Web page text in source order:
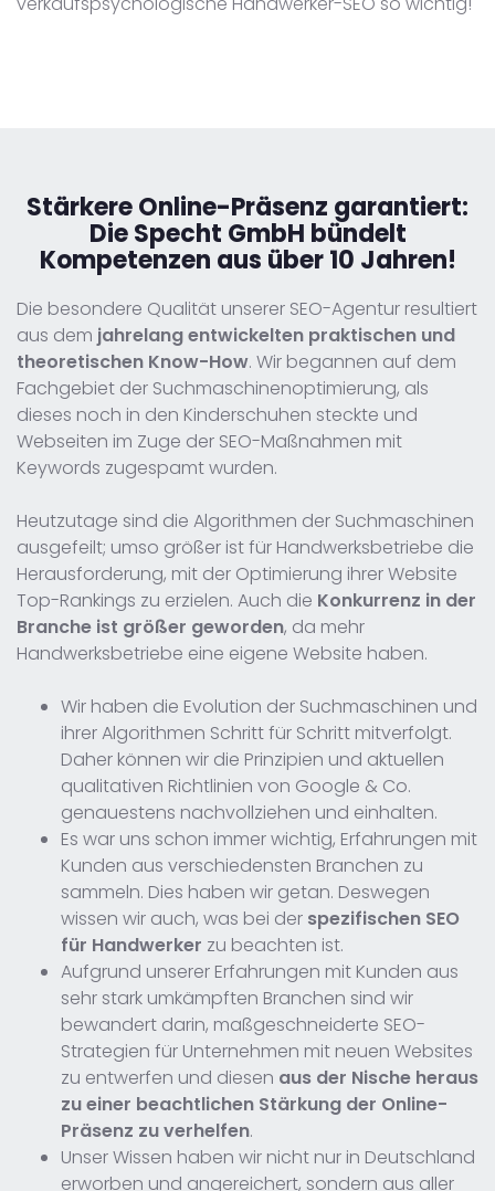
Stärkere Online-Präsenz garantiert:
Die Specht GmbH bündelt
Kompetenzen aus über 10 Jahren!
Die besondere Qualität unserer SEO-Agentur resultiert
aus dem jahrelang entwickelten praktischen und
theoretischen Know-How. Wir begannen auf dem
Fachgebiet der Suchmaschinenoptimierung, als
dieses noch in den Kinderschuhen steckte und
Webseiten im Zuge der SEO-Maßnahmen mit
Keywords zugespamt wurden.
Heutzutage sind die Algorithmen der Suchmaschinen
ausgefeilt; umso größer ist für Handwerksbetriebe die
Herausforderung, mit der Optimierung ihrer Website
Top-Rankings zu erzielen. Auch die Konkurrenz in der
Branche ist größer geworden, da mehr
Handwerksbetriebe eine eigene Website haben.
Wir haben die Evolution der Suchmaschinen und
ihrer Algorithmen Schritt für Schritt mitverfolgt.
Daher können wir die Prinzipien und aktuellen
qualitativen Richtlinien von Google & Co.
genauestens nachvollziehen und einhalten.
Es war uns schon immer wichtig, Erfahrungen mit
Kunden aus verschiedensten Branchen zu
sammeln. Dies haben wir getan. Deswegen
wissen wir auch, was bei der spezifischen SEO
für Handwerker zu beachten ist.
Aufgrund unserer Erfahrungen mit Kunden aus
sehr stark umkämpften Branchen sind wir
bewandert darin, maßgeschneiderte SEO-
Strategien für Unternehmen mit neuen Websites
zu entwerfen und diesen aus der Nische heraus
zu einer beachtlichen Stärkung der Online-
Präsenz zu verhelfen.
Unser Wissen haben wir nicht nur in Deutschland
erworben und angereichert, sondern aus aller